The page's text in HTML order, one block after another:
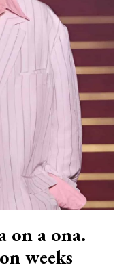
on a ona.
weeks